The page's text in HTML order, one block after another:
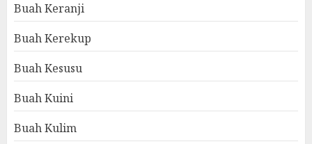
Buah Keranji
Buah Kerekup
Buah Kesusu
Buah Kuini
Buah Kulim